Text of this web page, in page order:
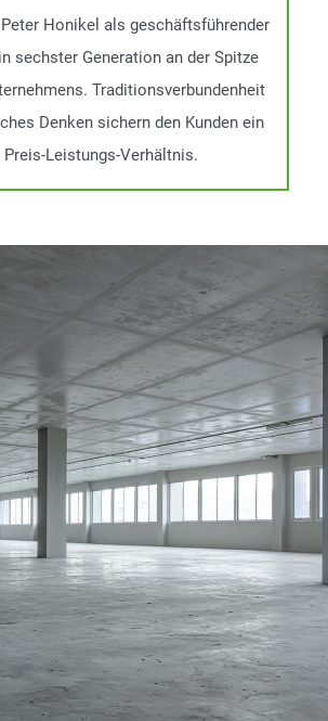
Honikel als geschäftsführender
sechster Generation an der Spitze
Traditionsverbundenheit
Denken sichern den Kunden ein
Preis-Leistungs-Verhältnis.